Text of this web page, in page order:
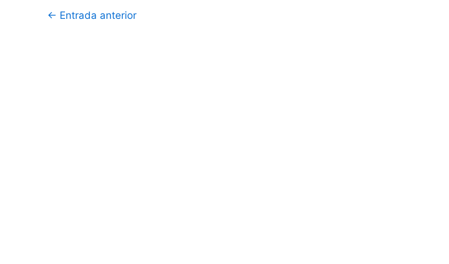
Navegación
← Entrada anterior